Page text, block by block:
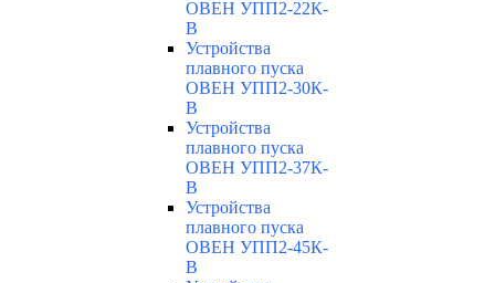
ОВЕН УПП2-22К-
В
Устройства
плавного пуска
ОВЕН УПП2-30К-
В
Устройства
плавного пуска
ОВЕН УПП2-37К-
В
Устройства
плавного пуска
ОВЕН УПП2-45К-
В